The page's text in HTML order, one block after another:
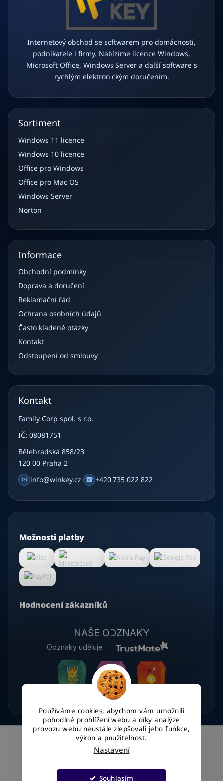
Používáme cookies, abychom vám umožnili
pohodlné prohlížení webu a díky analýze
provozu webu neustále zlepšovali jeho funkce,
výkon a použitelnost.
Nastavení
Souhlasím
Internetový obchod se softwarem pro domácnosti,
podnikatele i firmy. Nabízíme licence Windows,
Microsoft Office, Windows Server a další software s
rychlým elektronickým doručením.
Sortiment
Windows 11 licence
Windows 10 licence
Office pro Windows
Office pro Mac OS
Windows Server
Norton
Informace
Obchodní podmínky
Doprava a doručení
Reklamační řád
Ochrana osobních údajů
Často kladené otázky
Kontakt
Odstoupení od smlouvy
Kontakt
Family Corp spol. s r.o.
IČ: 08081751
Bělehradská 858/23
120 00 Praha 2
✉ info@winkey.cz ☎ +420 735 022 822
Možnosti platby
Hodnocení zákazníků
NAŠE ODZNAKY
Odznaky uděluje
Vytvořil Shoptet